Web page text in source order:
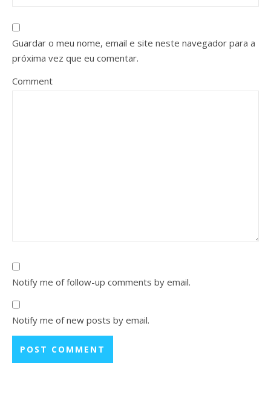
Guardar o meu nome, email e site neste navegador para a
próxima vez que eu comentar.
Comment
Notify me of follow-up comments by email.
Notify me of new posts by email.